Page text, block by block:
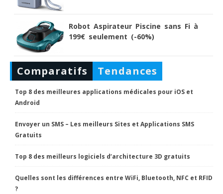
Robot Aspirateur Piscine sans Fi à
199€ seulement (-60%)
Comparatifs Tendances
Top 8 des meilleures applications médicales pour iOS et
Android
Envoyer un SMS – Les meilleurs Sites et Applications SMS
Gratuits
Top 8 des meilleurs logiciels d’architecture 3D gratuits
Quelles sont les différences entre WiFi, Bluetooth, NFC et RFID
?